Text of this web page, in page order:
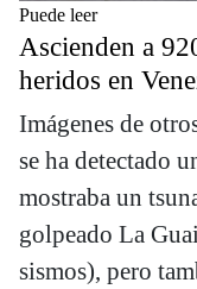
Puede leer
Ascienden a
heridos en
Imágenes de
se ha detectado
mostraba un
golpeado La
sismos), pero